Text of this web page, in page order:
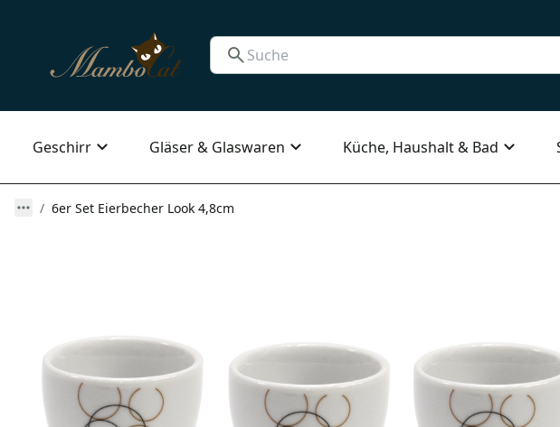
Geschirr Gläser & Glaswaren Küche, Haushalt & Bad
6er Set Eierbecher Look 4,8cm